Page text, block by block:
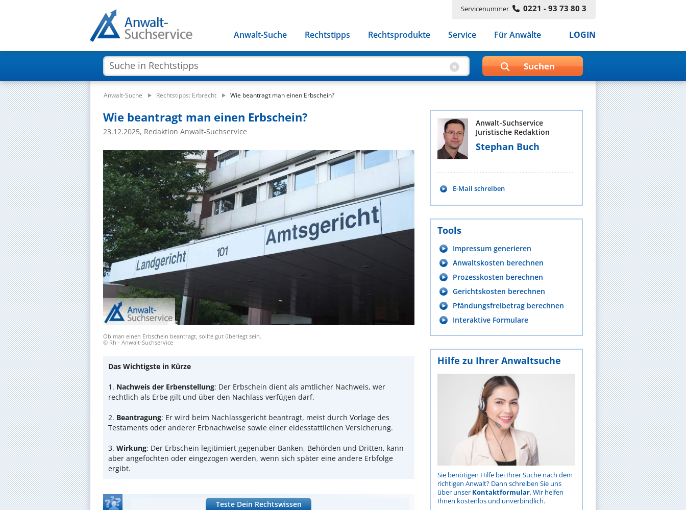
Servicenummer 0221 - 93 73 80 3
Anwalt-Suche Rechtstipps Rechtsprodukte Service Für Anwälte LOGIN
Anwalt-Suche Rechtstipps: Erbrecht Wie beantragt man einen Erbschein?
Wie beantragt man einen Erbschein?
23.12.2025, Redaktion Anwalt-Suchservice
Ob man einen Erbschein beantragt, sollte gut überlegt sein.
© Rh - Anwalt-Suchservice
Das Wichtigste in Kürze
1. Nachweis der Erbenstellung: Der Erbschein dient als amtlicher Nachweis, wer
rechtlich als Erbe gilt und über den Nachlass verfügen darf.
2. Beantragung: Er wird beim Nachlassgericht beantragt, meist durch Vorlage des
Testaments oder anderer Erbnachweise sowie einer eidesstattlichen Versicherung.
3. Wirkung: Der Erbschein legitimiert gegenüber Banken, Behörden und Dritten, kann
aber angefochten oder eingezogen werden, wenn sich später eine andere Erbfolge
ergibt.
Teste Dein Rechtswissen
Anwalt-Suchservice
Juristische Redaktion
Stephan Buch
E-Mail schreiben
Tools
Impressum generieren
Anwaltskosten berechnen
Prozesskosten berechnen
Gerichtskosten berechnen
Pfändungsfreibetrag berechnen
Interaktive Formulare
Hilfe zu Ihrer Anwaltsuche
Sie benötigen Hilfe bei Ihrer Suche nach dem
richtigen Anwalt? Dann schreiben Sie uns
über unser Kontaktformular. Wir helfen
Ihnen kostenlos und unverbindlich.